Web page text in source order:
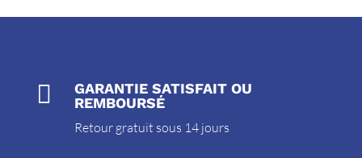

GARANTIE SATISFAIT OU
REMBOURSÉ
Retour gratuit sous 14 jours